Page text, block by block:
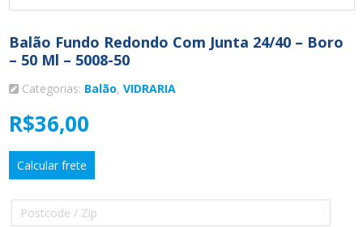
Balão Fundo Redondo Com Junta 24/40 – Boro
– 50 Ml – 5008-50
Categorias: Balão, VIDRARIA
R$36,00
Calcular frete